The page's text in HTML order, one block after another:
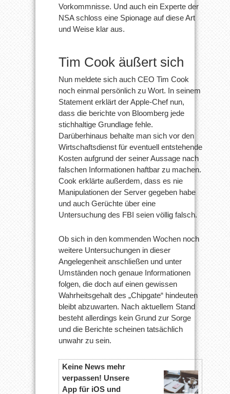
Vorkommnisse. Und auch ein Experte der
NSA schloss eine Spionage auf diese Art
und Weise klar aus.
Tim Cook äußert sich
Nun meldete sich auch CEO Tim Cook
noch einmal persönlich zu Wort. In seinem
Statement erklärt der Apple-Chef nun,
dass die berichte von Bloomberg jede
stichhaltige Grundlage fehle.
Darüberhinaus behalte man sich vor den
Wirtschaftsdienst für eventuell entstehende
Kosten aufgrund der seiner Aussage nach
falschen Informationen haftbar zu machen.
Cook erklärte außerdem, dass es nie
Manipulationen der Server gegeben habe
und auch Gerüchte über eine
Untersuchung des FBI seien völlig falsch.
Ob sich in den kommenden Wochen noch
weitere Untersuchungen in dieser
Angelegenheit anschließen und unter
Umständen noch genaue Informationen
folgen, die doch auf einen gewissen
Wahrheitsgehalt des „Chipgate“ hindeuten
bleibt abzuwarten. Nach aktuellem Stand
besteht allerdings kein Grund zur Sorge
und die Berichte scheinen tatsächlich
unwahr zu sein.
Keine News mehr
verpassen! Unsere
App für iOS und